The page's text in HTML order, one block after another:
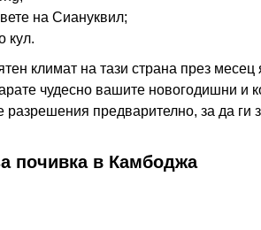
на Сиануквил;
кул.
климат на тази страна през
чудесно вашите новогодишни и
разрешения предварително, за да ги
почивка в Камбоджа